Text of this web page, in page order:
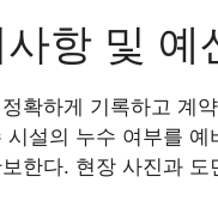
항 및 예
확하게 기록하고 계
설의 누수 여부를
한다. 현장 사진과